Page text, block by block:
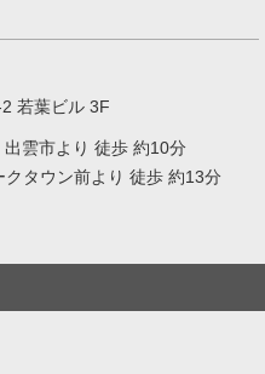
若葉ビル 3F
雲市より 徒歩 約10分
タウン前より 徒歩 約13分